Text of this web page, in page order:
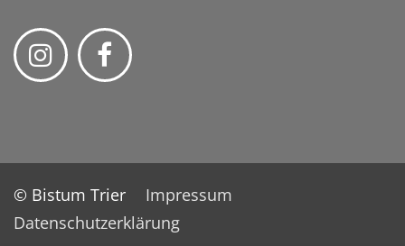
© Bistum Trier
Impressum
Datenschutzerklärung